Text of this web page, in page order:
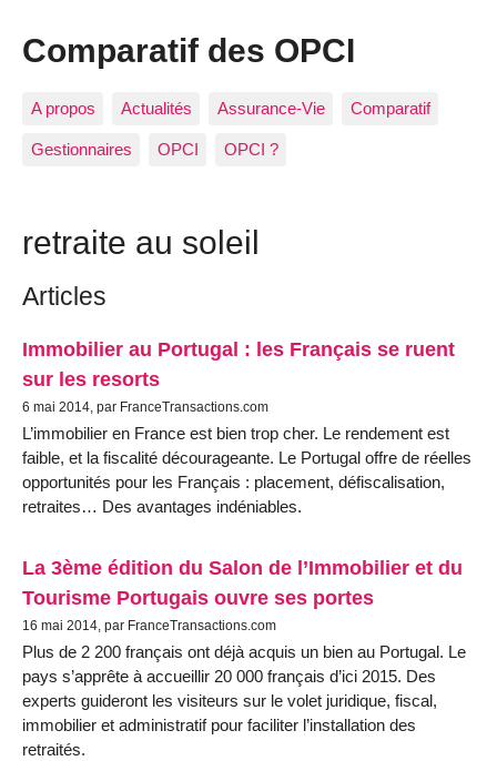
Comparatif des OPCI
A propos Actualités Assurance-Vie Comparatif
Gestionnaires OPCI OPCI ?
retraite au soleil
Articles
Immobilier au Portugal : les Français se ruent
sur les resorts
6 mai 2014, par FranceTransactions.com
L’immobilier en France est bien trop cher. Le rendement est
faible, et la fiscalité décourageante. Le Portugal offre de réelles
opportunités pour les Français : placement, défiscalisation,
retraites… Des avantages indéniables.
La 3ème édition du Salon de l’Immobilier et du
Tourisme Portugais ouvre ses portes
16 mai 2014, par FranceTransactions.com
Plus de 2 200 français ont déjà acquis un bien au Portugal. Le
pays s’apprête à accueillir 20 000 français d’ici 2015. Des
experts guideront les visiteurs sur le volet juridique, fiscal,
immobilier et administratif pour faciliter l’installation des
retraités.